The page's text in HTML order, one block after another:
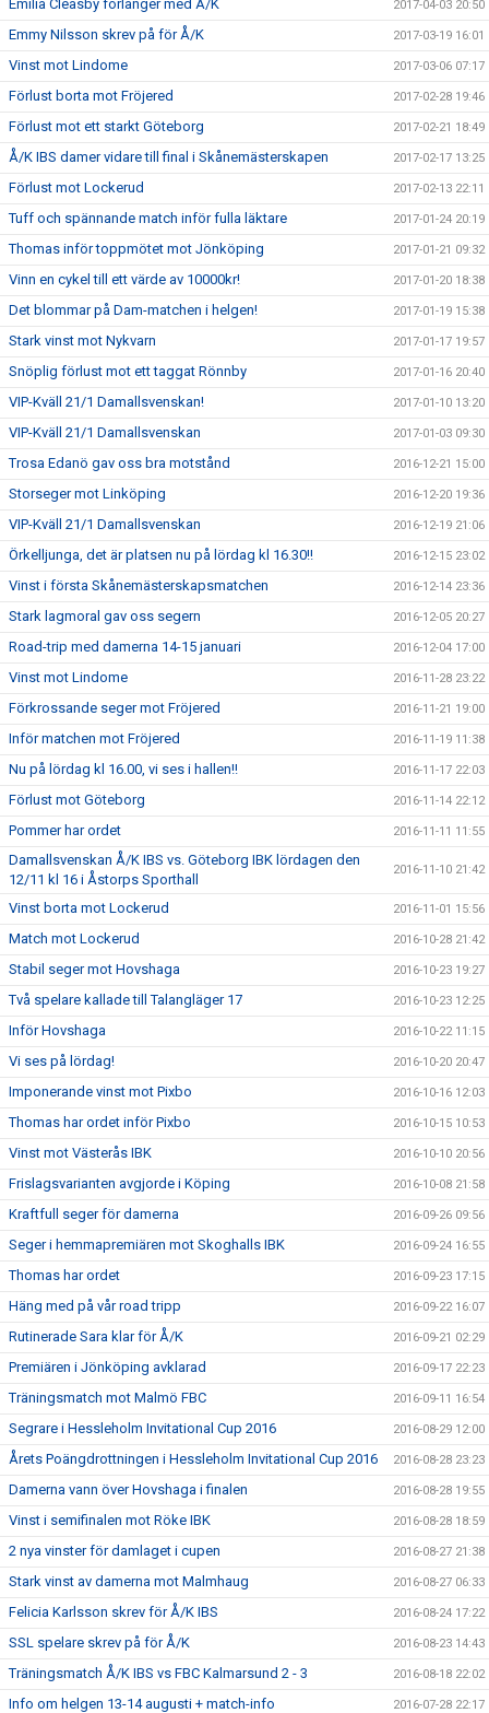
Emilia Cleasby förlänger med Å/K 2017-04-03 20:50
Emmy Nilsson skrev på för Å/K 2017-03-19 16:01
Vinst mot Lindome 2017-03-06 07:17
Förlust borta mot Fröjered 2017-02-28 19:46
Förlust mot ett starkt Göteborg 2017-02-21 18:49
Å/K IBS damer vidare till final i Skånemästerskapen 2017-02-17 13:25
Förlust mot Lockerud 2017-02-13 22:11
Tuff och spännande match inför fulla läktare 2017-01-24 20:19
Thomas inför toppmötet mot Jönköping 2017-01-21 09:32
Vinn en cykel till ett värde av 10000kr! 2017-01-20 18:38
Det blommar på Dam-matchen i helgen! 2017-01-19 15:38
Stark vinst mot Nykvarn 2017-01-17 19:57
Snöplig förlust mot ett taggat Rönnby 2017-01-16 20:40
VIP-Kväll 21/1 Damallsvenskan! 2017-01-10 13:20
VIP-Kväll 21/1 Damallsvenskan 2017-01-03 09:30
Trosa Edanö gav oss bra motstånd 2016-12-21 15:00
Storseger mot Linköping 2016-12-20 19:36
VIP-Kväll 21/1 Damallsvenskan 2016-12-19 21:06
Örkelljunga, det är platsen nu på lördag kl 16.30!! 2016-12-15 23:02
Vinst i första Skånemästerskapsmatchen 2016-12-14 23:36
Stark lagmoral gav oss segern 2016-12-05 20:27
Road-trip med damerna 14-15 januari 2016-12-04 17:00
Vinst mot Lindome 2016-11-28 23:22
Förkrossande seger mot Fröjered 2016-11-21 19:00
Inför matchen mot Fröjered 2016-11-19 11:38
Nu på lördag kl 16.00, vi ses i hallen!! 2016-11-17 22:03
Förlust mot Göteborg 2016-11-14 22:12
Pommer har ordet 2016-11-11 11:55
Damallsvenskan Å/K IBS vs. Göteborg IBK lördagen den
12/11 kl 16 i Åstorps Sporthall
2016-11-10 21:42
Vinst borta mot Lockerud 2016-11-01 15:56
Match mot Lockerud 2016-10-28 21:42
Stabil seger mot Hovshaga 2016-10-23 19:27
Två spelare kallade till Talangläger 17 2016-10-23 12:25
Inför Hovshaga 2016-10-22 11:15
Vi ses på lördag! 2016-10-20 20:47
Imponerande vinst mot Pixbo 2016-10-16 12:03
Thomas har ordet inför Pixbo 2016-10-15 10:53
Vinst mot Västerås IBK 2016-10-10 20:56
Frislagsvarianten avgjorde i Köping 2016-10-08 21:58
Kraftfull seger för damerna 2016-09-26 09:56
Seger i hemmapremiären mot Skoghalls IBK 2016-09-24 16:55
Thomas har ordet 2016-09-23 17:15
Häng med på vår road tripp 2016-09-22 16:07
Rutinerade Sara klar för Å/K 2016-09-21 02:29
Premiären i Jönköping avklarad 2016-09-17 22:23
Träningsmatch mot Malmö FBC 2016-09-11 16:54
Segrare i Hessleholm Invitational Cup 2016 2016-08-29 12:00
Årets Poängdrottningen i Hessleholm Invitational Cup 2016 2016-08-28 23:23
Damerna vann över Hovshaga i finalen 2016-08-28 19:55
Vinst i semifinalen mot Röke IBK 2016-08-28 18:59
2 nya vinster för damlaget i cupen 2016-08-27 21:38
Stark vinst av damerna mot Malmhaug 2016-08-27 06:33
Felicia Karlsson skrev för Å/K IBS 2016-08-24 17:22
SSL spelare skrev på för Å/K 2016-08-23 14:43
Träningsmatch Å/K IBS vs FBC Kalmarsund 2 - 3 2016-08-18 22:02
Info om helgen 13-14 augusti + match-info 2016-07-28 22:17